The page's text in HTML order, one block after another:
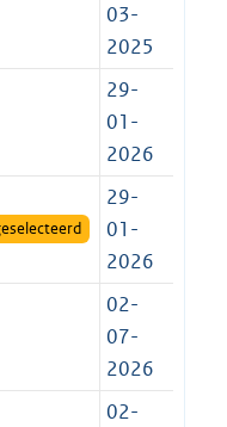
03-
2025
29-
01-
2026
29-
01-
2026
02-
07-
2026
02-